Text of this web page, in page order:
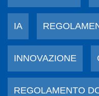
IA
INNOVAZIONE
REGOLAMENTO